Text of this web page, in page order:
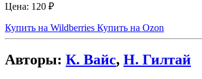
Цена: 120 ₽
Купить на Wildberries Купить на Ozon
Авторы: К. Вайс, Н. Гилтай